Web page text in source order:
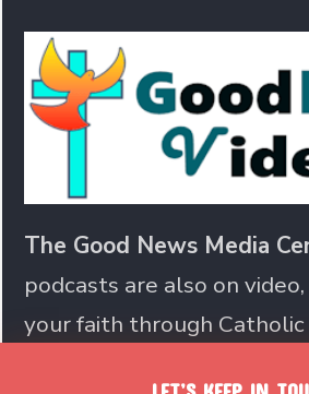
The Good News Media
podcasts are also on
your faith through Catholic